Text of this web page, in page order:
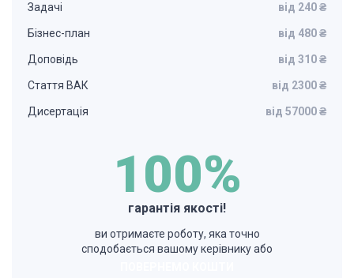
Задачі від 240 ₴
Бізнес-план від 480 ₴
Доповідь від 310 ₴
Стаття ВАК від 2300 ₴
Дисертація від 57000 ₴
100%
гарантія якості!
ви отримаєте роботу, яка точно
сподобається вашому керівнику або